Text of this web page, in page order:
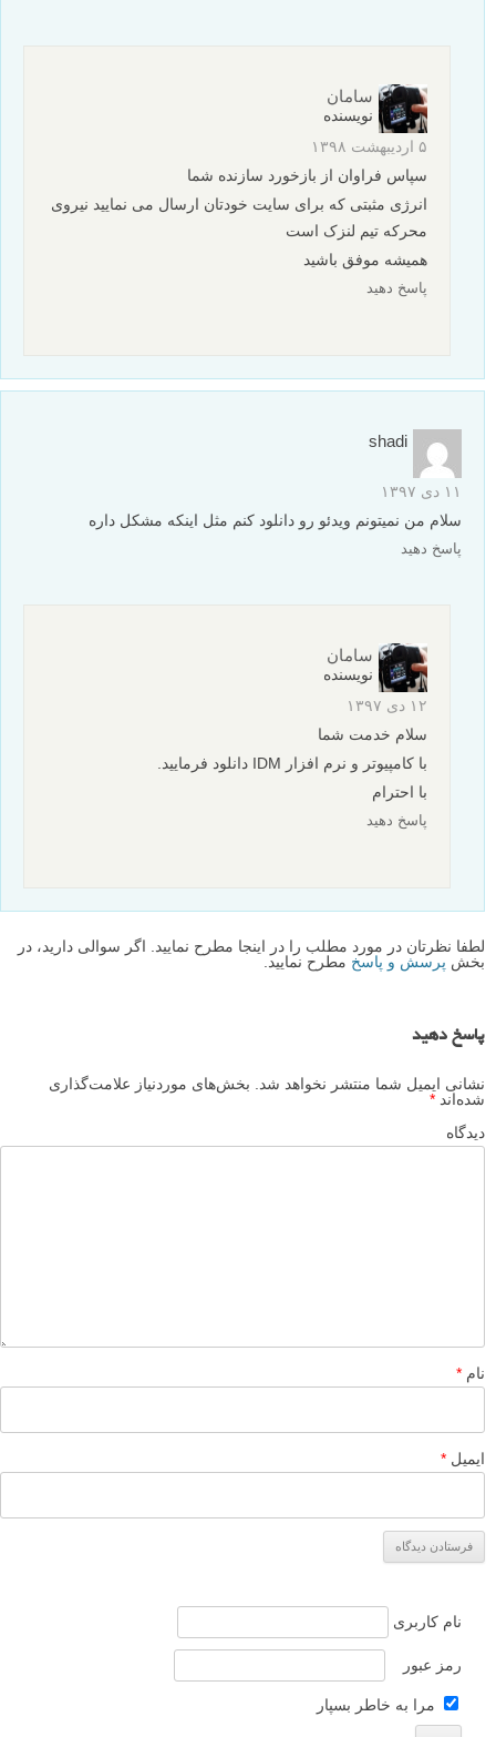
سامان
نویسنده
۵ اردیبهشت ۱۳۹۸
سپاس فراوان از بازخورد سازنده شما
انرژی مثبتی که برای سایت خودتان ارسال می نمایید نیروی
محرکه تیم لنزک است
همیشه موفق باشید
پاسخ دهید
shadi
۱۱ دی ۱۳۹۷
سلام من نمیتونم ویدئو رو دانلود کنم مثل اینکه مشکل داره
پاسخ دهید
سامان
نویسنده
۱۲ دی ۱۳۹۷
سلام خدمت شما
با کامپیوتر و نرم افزار IDM دانلود فرمایید.
با احترام
پاسخ دهید
لطفا نظرتان در مورد مطلب را در اینجا مطرح نمایید. اگر سوالی دارید، در
بخش پرسش و پاسخ مطرح نمایید.
پاسخ دهید
نشانی ایمیل شما منتشر نخواهد شد.
بخش‌های موردنیاز علامت‌گذاری
شده‌اند *
دیدگاه
نام *
ایمیل *
نام کاربری
رمز عبور
مرا به خاطر بسپار